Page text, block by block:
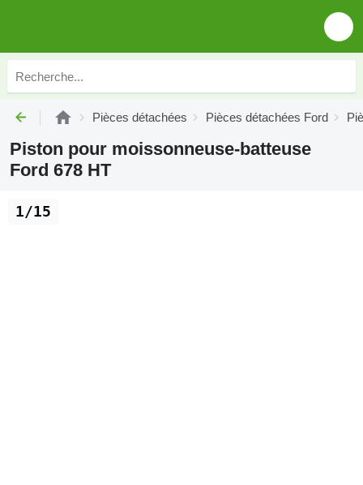
Pièces détachées Pièces détachées Ford
Piston pour moissonneuse-batteuse
Ford 678 HT
1/15